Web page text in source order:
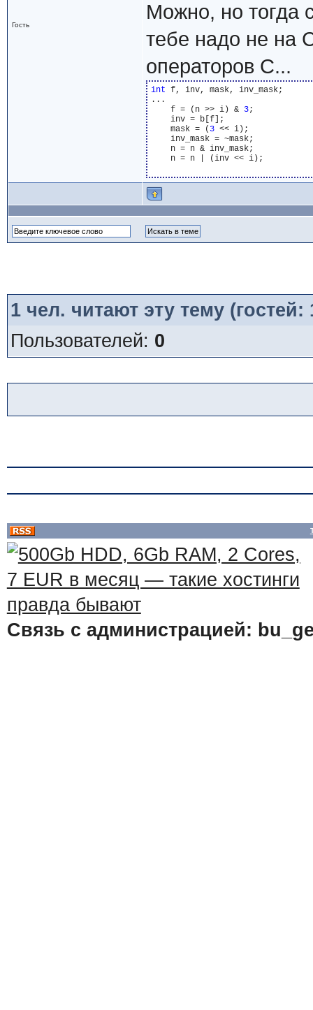
Гость
Можно, но тогда
тебе надо не на
операторов С...
int f, inv, mask, inv_mask;
...
    f = (n >> i) &
3;
    inv = b[f];
    mask = (
3 << i);
    inv_mask = ~mask;
    n = n & inv_mask;
    n = n | (inv << i);
1чел. читают эту тему
Пользователей: 0
Связь с администрацией: